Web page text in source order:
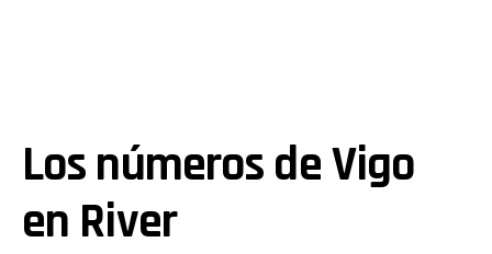
Los números de Vigo
en River